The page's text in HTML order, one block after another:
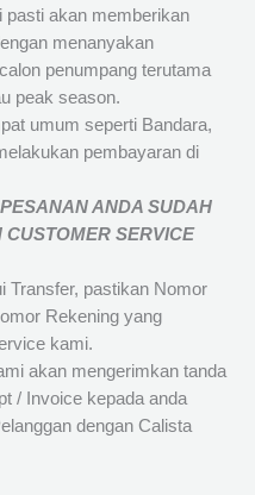
pasti akan memberikan
menanyakan
penumpang terutama
peak season.
umum seperti Bandara,
pembayaran di
ANDA SUDAH
SERVICE
Transfer, pastikan Nomor
Rekening yang
kami.
akan mengerimkan tanda
/ Invoice kepada anda
dengan Calista